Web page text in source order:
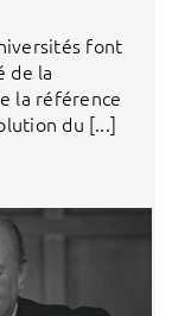
font
de la
la référence
du [...]